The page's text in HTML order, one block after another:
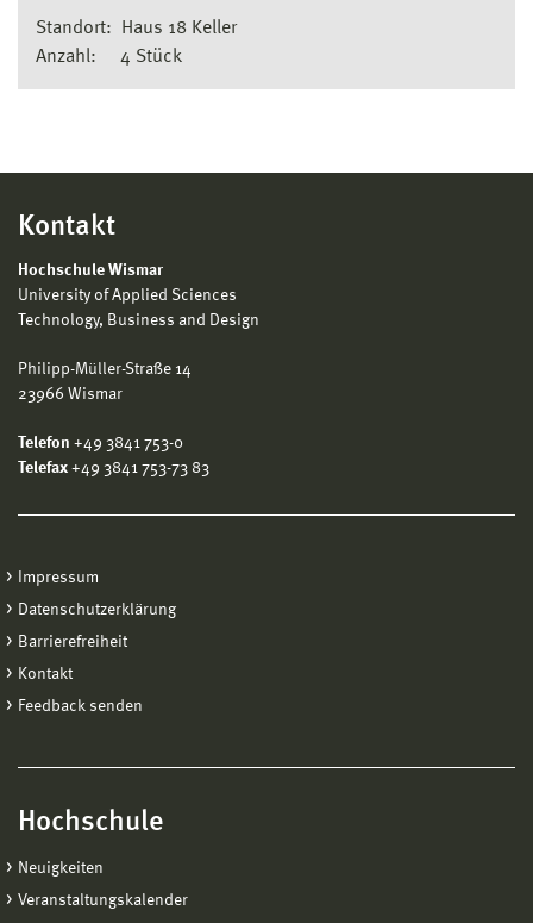
Standort: Haus 18 Keller
Anzahl: 4 Stück
Kontakt
Hochschule Wismar
University of Applied Sciences
Technology, Business and Design
Philipp-Müller-Straße 14
23966 Wismar
Telefon +49 3841 753-0
Telefax +49 3841 753-73 83
Impressum
Datenschutzerklärung
Barrierefreiheit
Kontakt
Feedback senden
Hochschule
Neuigkeiten
Veranstaltungskalender